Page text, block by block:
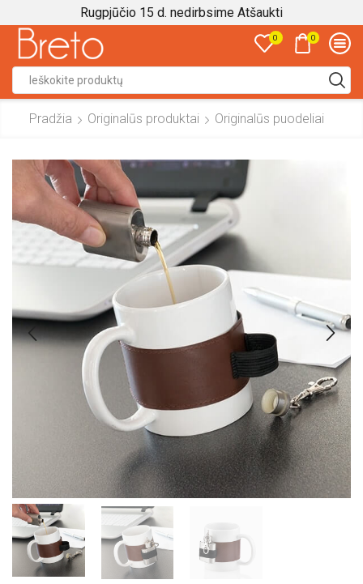
Rugpjūčio 15 d. nedirbsime Atšaukti
0 0
input
Pradžia Originalūs produktai Originalūs puodeliai